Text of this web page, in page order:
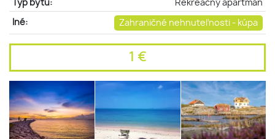
Typ bytu:
Rekreačný apartmán
Iné: Zahraničné nehnuteľnosti - kúpa
1 €